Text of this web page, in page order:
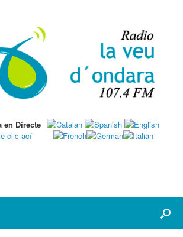
en Directe
clic ací